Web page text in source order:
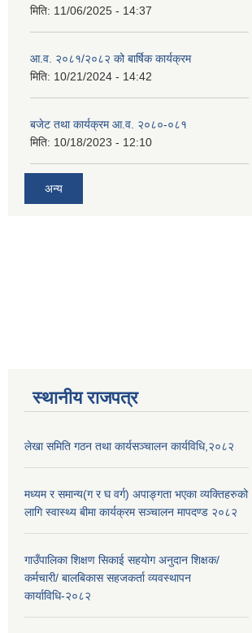
मिति: 11/06/2025 - 14:37
आ.व. २०८१/२०८२ को बार्षिक कार्यक्रम
मिति: 10/21/2024 - 14:42
बजेट तथा कार्यक्रम आ.व. २०८०-०८१
मिति: 10/18/2023 - 12:10
अन्य
स्थानीय राजपत्र
लेखा समिति गठन तथा कार्यसञ्चालन कार्यविधि,२०८२
मध्यम र समान्य(ग र घ वर्ग) अपाङ्गता भएका व्यक्तिहरुको
लागि स्वास्थ्य बीमा कार्यक्रम सञ्चालन मापदण्ड २०८२
गाउँपालिका शिक्षण सिकाई सहयोग अनुदान शिक्षक/
कर्मचारी/ बालबिकास सहजकर्ता व्यवस्थापन
कार्याविधि-२०८२